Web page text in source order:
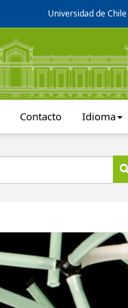
Universidad de Chile
Contacto Idioma